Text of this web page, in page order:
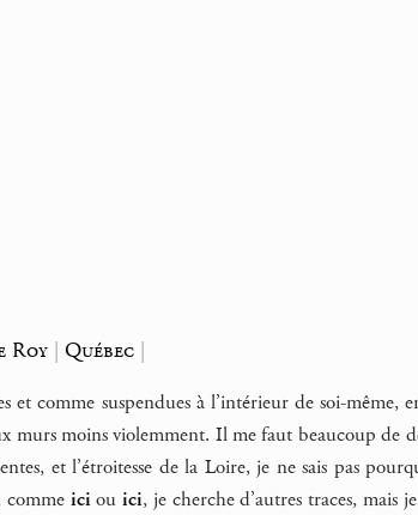
Roy |Québec |
et comme suspendues à l’intérieur de soi-
murs moins violemment. Il me faut beaucoup de
et l’étroitesse de la Loire, je ne sais pas
comme iciouici, je cherche d’autres traces, mais